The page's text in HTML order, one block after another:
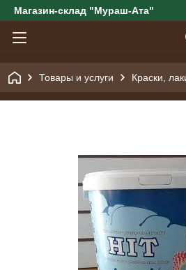
Магазин-склад "Мураш-Ата"
Товары и услуги Краски,